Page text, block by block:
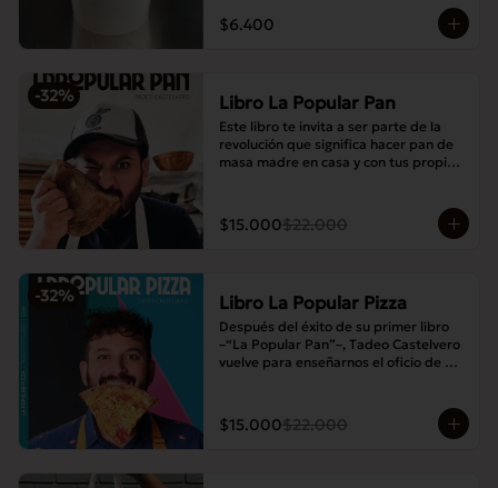
$6.400
-32% Libro La Popular Pan
Este libro te invita a ser parte de la
revolución que significa hacer pan de
masa madre en casa y con tus propias
$15.000$22.000
-32% Libro La Popular Pizza
Después del éxito de su primer libro
–“La Popular Pan”–, Tadeo Castelvero
vuelve para enseñarnos el oficio de
familia.
$15.000$22.000